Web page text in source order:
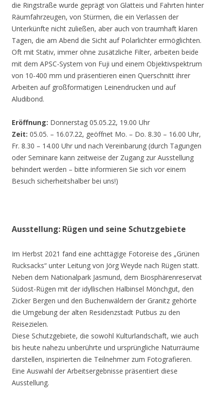
die Ringstraße wurde geprägt von Glatteis und Fahrten hinter
Räumfahrzeugen, von Stürmen, die ein Verlassen der
Unterkünfte nicht zuließen, aber auch von traumhaft klaren
Tagen, die am Abend die Sicht auf Polarlichter ermöglichten.
Oft mit Stativ, immer ohne zusätzliche Filter, arbeiten beide
mit dem APSC-System von Fuji und einem Objektivspektrum
von 10-400 mm und präsentieren einen Querschnitt ihrer
Arbeiten auf großformatigen Leinendrucken und auf
Aludibond.
Eröffnung: Donnerstag 05.05.22, 19.00 Uhr
Zeit: 05.05. – 16.07.22, geöffnet Mo. – Do. 8.30 – 16.00 Uhr,
Fr. 8.30 – 14.00 Uhr und nach Vereinbarung (durch Tagungen
oder Seminare kann zeitweise der Zugang zur Ausstellung
behindert werden – bitte informieren Sie sich vor einem
Besuch sicherheitshalber bei uns!)
Ausstellung: Rügen und seine Schutzgebiete
Im Herbst 2021 fand eine achttägige Fotoreise des „Grünen
Rucksacks“ unter Leitung von Jörg Weyde nach Rügen statt.
Neben dem Nationalpark Jasmund, dem Biosphärenreservat
Südost-Rügen mit der idyllischen Halbinsel Mönchgut, den
Zicker Bergen und den Buchenwäldern der Granitz gehörte
die Umgebung der alten Residenzstadt Putbus zu den
Reisezielen.
Diese Schutzgebiete, die sowohl Kulturlandschaft, wie auch
bis heute nahezu unberührte und ursprüngliche Naturräume
darstellen, inspirierten die Teilnehmer zum Fotografieren.
Eine Auswahl der Arbeitsergebnisse präsentiert diese
Ausstellung.